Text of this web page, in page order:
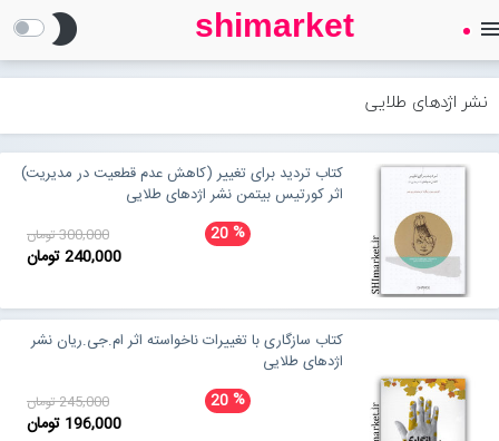
SHIMARKET
فروشگاه اینترنتی کتاب
درباره ما
بلاگ
Open submenu (محصولات)
محصولات
ورود به سایت
brightness_2 shimarket
نشر اژدهای طلایی
کتاب تردید برای تغییر (کاهش عدم قطعیت در مدیریت)
اثر کورتیس بیتمن نشر اژدهای طلایی
20% 300,000 تومان
240,000 تومان
کتاب سازگاری با تغییرات ناخواسته اثر ام.جی.ریان نشر
اژدهای طلایی
20% 245,000 تومان
196,000 تومان